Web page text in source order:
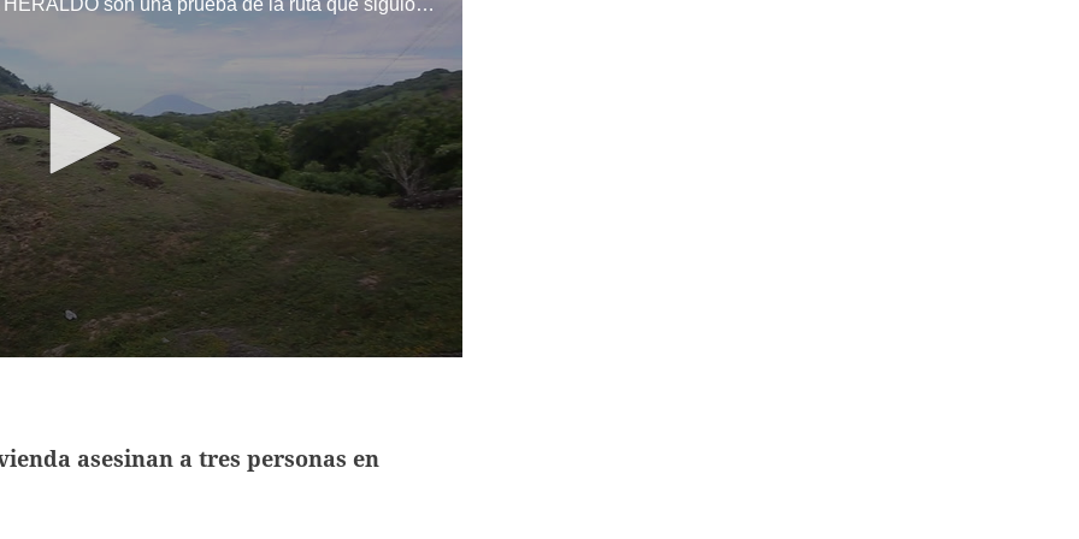
Los vestigios encontrados por EL HERALDO son una prueba de la ruta que siguió Morazán en su tránsito hacia la capital salvadoreña. Jocoro está ubicado en el departamento de Morazán, cerca de la frontera hondureña.
asesinan a tres personas en